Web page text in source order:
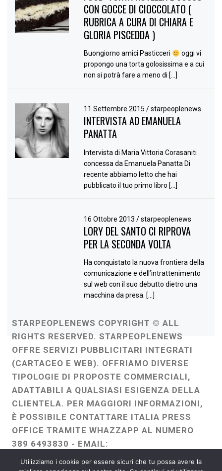
CON GOCCE DI CIOCCOLATO (
RUBRICA A CURA DI CHIARA E
GLORIA PISCEDDA )
Buongiorno amici Pasticceri
oggi vi
propongo una torta golosissima e a cui
non si potrà fare a meno di […]
11 Settembre 2015/ starpeoplenews
INTERVISTA AD EMANUELA
PANATTA
Intervista di Maria Vittoria Corasaniti
concessa da Emanuela Panatta Di
recente abbiamo letto che hai
pubblicato il tuo primo libro […]
16 Ottobre 2013/ starpeoplenews
LORY DEL SANTO CI RIPROVA
PER LA SECONDA VOLTA
Ha conquistato la nuova frontiera della
comunicazione e dell’intrattenimento
sul web con il suo debutto dietro una
macchina da presa. […]
STARPEOPLENEWS COPYRIGHT © ALL
RIGHTS RESERVED. STARPEOPLENEWS
OFFRE SERVIZI PUBBLICITARI INTEGRATI
(CARTACEO E WEB). OFFRIAMO DIVERSE
TIPOLOGIE DI PROPOSTE COMMERCIALI,
ADATTABILI A QUALSIASI ESIGENZA DELLA
CLIENTELA. PER MAGGIORI INFORMAZIONI,
È POSSIBILE CONTATTARE ITALIA PRESS
OFFICE TRAMITE WHAZZAPP AL NUMERO
389 6493830 - EMAIL:
ITALIAPRESSOFFICE@GMAIL.COM
Utilizziamo i cookie per essere sicuri che tu possa avere la